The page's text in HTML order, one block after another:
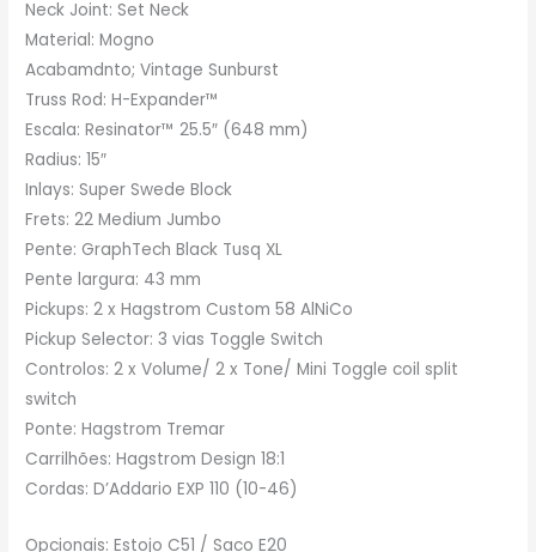
Neck Joint: Set Neck
Material: Mogno
Acabamdnto; Vintage Sunburst
Truss Rod: H-Expander™
Escala: Resinator™ 25.5″ (648 mm)
Radius: 15″
Inlays: Super Swede Block
Frets: 22 Medium Jumbo
Pente: GraphTech Black Tusq XL
Pente largura: 43 mm
Pickups: 2 x Hagstrom Custom 58 AlNiCo
Pickup Selector: 3 vias Toggle Switch
Controlos: 2 x Volume/ 2 x Tone/ Mini Toggle coil split
switch
Ponte: Hagstrom Tremar
Carrilhões: Hagstrom Design 18:1
Cordas: D’Addario EXP 110 (10-46)
Opcionais: Estojo C51 / Saco E20